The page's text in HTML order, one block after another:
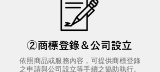
②商標登錄＆公司設立
依照商品或服務內容，可提供商標登錄
之申請與公司設立等手續之協助執行。